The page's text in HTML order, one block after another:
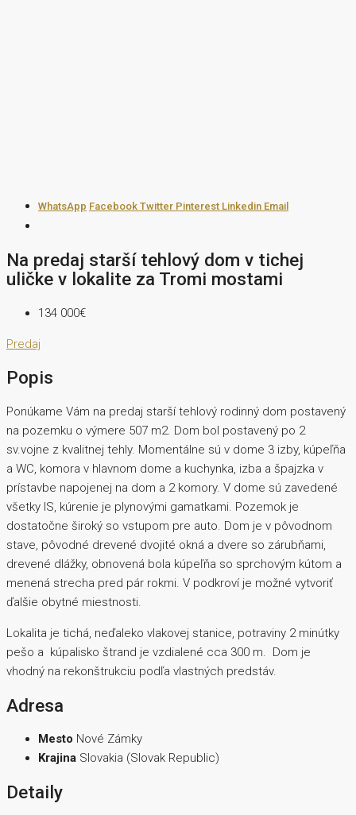
WhatsApp Facebook Twitter Pinterest Linkedin Email
Na predaj starší tehlový dom v tichej
uličke v lokalite za Tromi mostami
134 000€
Predaj
Popis
Ponúkame Vám na predaj starší tehlový rodinný dom postavený
na pozemku o výmere 507 m2. Dom bol postavený po 2
sv.vojne z kvalitnej tehly. Momentálne sú v dome 3 izby, kúpeľňa
a WC, komora v hlavnom dome a kuchynka, izba a špajzka v
prístavbe napojenej na dom a 2 komory. V dome sú zavedené
všetky IS, kúrenie je plynovými gamatkami. Pozemok je
dostatočne široký so vstupom pre auto. Dom je v pôvodnom
stave, pôvodné drevené dvojité okná a dvere so zárubňami,
drevené dlážky, obnovená bola kúpeľňa so sprchovým kútom a
menená strecha pred pár rokmi. V podkroví je možné vytvoriť
ďalšie obytné miestnosti.
Lokalita je tichá, neďaleko vlakovej stanice, potraviny 2 minútky
pešo a kúpalisko štrand je vzdialené cca 300 m. Dom je
vhodný na rekonštrukciu podľa vlastných predstáv.
Adresa
Mesto Nové Zámky
Krajina Slovakia (Slovak Republic)
Detaily